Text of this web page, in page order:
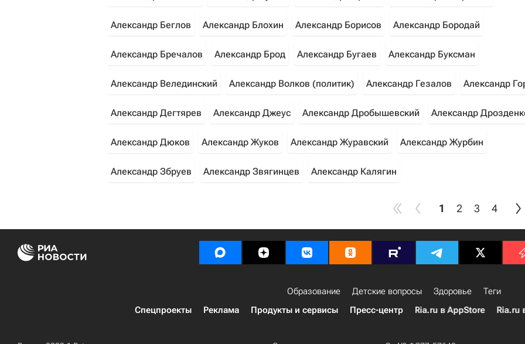
Александр Беглов Александр Блохин Александр Борисов Александр Бородай
Александр Бречалов Александр Брод Александр Бугаев Александр Буксман
Александр Велединский Александр Волков (политик) Александр Гезалов Александр
Александр Дегтярев Александр Джеус Александр Дробышевский Александр
Александр Дюков Александр Жуков Александр Журавский Александр Журбин
Александр Збруев Александр Звягинцев Александр Калягин
1 2 3 4
Образование Детские вопросы Здоровье
Теги
Спецпроекты
Реклама Продукты и сервисы Пресс-центр Ria.ru в AppStore Ria.ru